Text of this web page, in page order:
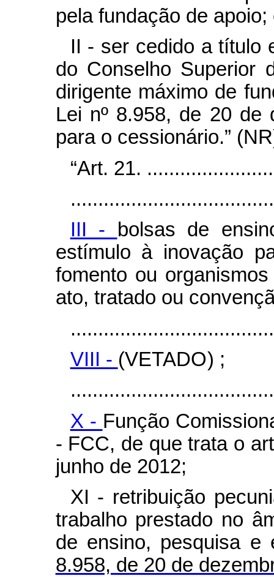
pela fundação de apoio;
II - ser cedido a título
do Conselho Superior
dirigente máximo de
Lei nº 8.958, de 20 de
para o cessionário.”
“Art. 21.
III -
bolsas de
estímulo à inovação
fomento ou
ato, tratado ou
VIII - (VETADO) ;
X - Função
- FCC, de que trata o
junho de 2012;
XI - retribuição
trabalho prestado no
de ensino, pesquisa
8.958, de 20 de